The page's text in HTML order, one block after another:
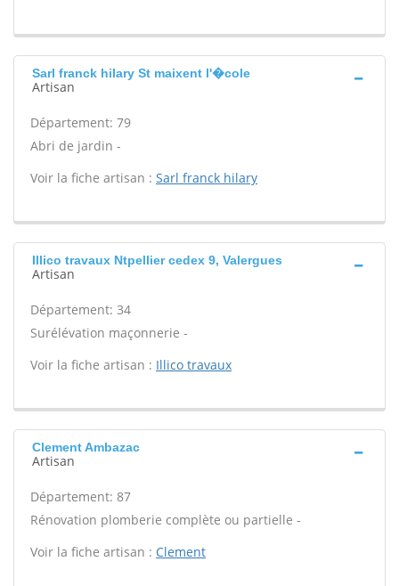
Sarl franck hilary St maixent l'�cole
Artisan
Département: 79
Abri de jardin -
Voir la fiche artisan : Sarl franck hilary
Illico travaux Ntpellier cedex 9, Valergues
Artisan
Département: 34
Surélévation maçonnerie -
Voir la fiche artisan : Illico travaux
Clement Ambazac
Artisan
Département: 87
Rénovation plomberie complète ou partielle -
Voir la fiche artisan : Clement